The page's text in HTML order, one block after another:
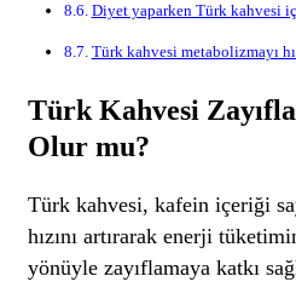
Diyet yaparken Türk kahvesi
Türk kahvesi metabolizmayı
Türk Kahvesi
Olur mu?
Türk kahvesi, kafein içeriği
hızını artırarak enerji
yönüyle zayıflamaya katkı